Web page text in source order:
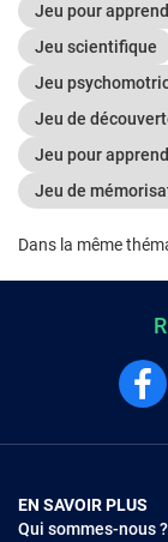
Jeu pour
Jeu scientifique
Jeu
Jeu de
Jeu pour
Jeu de
Dans la même
EN SAVOIR PLUS
Qui sommes-nous ?